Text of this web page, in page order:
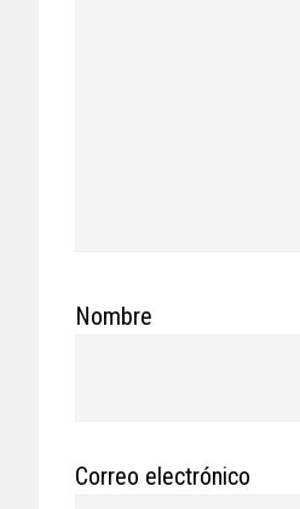
Nombre
Correo electrónico